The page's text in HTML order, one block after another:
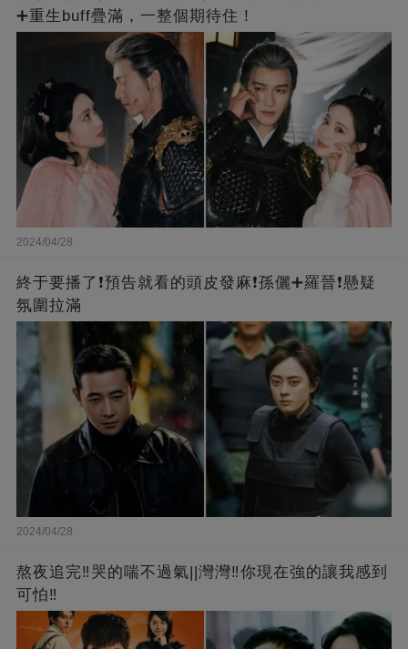
➕重生buff疊滿，一整個期待住！
2024/04/28
終于要播了❗️預告就看的頭皮發麻❗️孫儷➕羅晉❗懸疑
氛圍拉滿
2024/04/28
熬夜追完‼️哭的喘不過氣||灣灣‼️你現在強的讓我感到
可怕‼️